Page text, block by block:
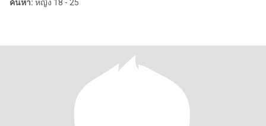
ค้นหา: หญิง 18 - 25